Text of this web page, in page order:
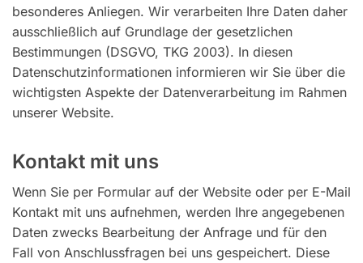
besonderes Anliegen. Wir verarbeiten Ihre Daten daher
ausschließlich auf Grundlage der gesetzlichen
Bestimmungen (DSGVO, TKG 2003). In diesen
Datenschutzinformationen informieren wir Sie über die
wichtigsten Aspekte der Datenverarbeitung im Rahmen
unserer Website.
Kontakt mit uns
Wenn Sie per Formular auf der Website oder per E-Mail
Kontakt mit uns aufnehmen, werden Ihre angegebenen
Daten zwecks Bearbeitung der Anfrage und für den
Fall von Anschlussfragen bei uns gespeichert. Diese